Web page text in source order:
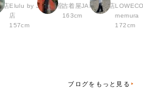
店Elulu by JAM 原宿
店
157cm
古着屋JAM 仙台店
163cm
memura
172cm
ブログをもっと見る